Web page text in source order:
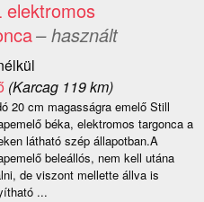
elektromos
– használt
(Karcag 119 km)
20 cm magasságra emelő Still
béka, elektromos targonca a
látható szép állapotban.A
beleállós, nem kell utána
de viszont mellette állva is
...